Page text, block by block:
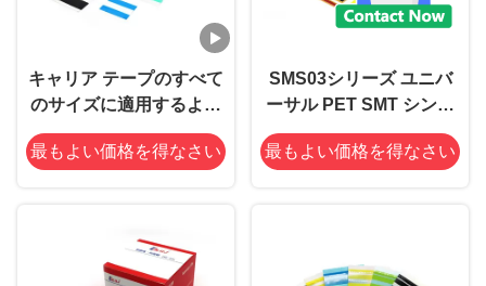
キャリア テープのすべて
のサイズに適用するよう
に設計されている二重浮
彫りにされた点が付いて
最もよい価格を得なさい
SMS03シリーズ ユニバ
ーサル PET SMT シング
ルスプライス テープ キャ
リアテープ用
最もよい価格を得なさい